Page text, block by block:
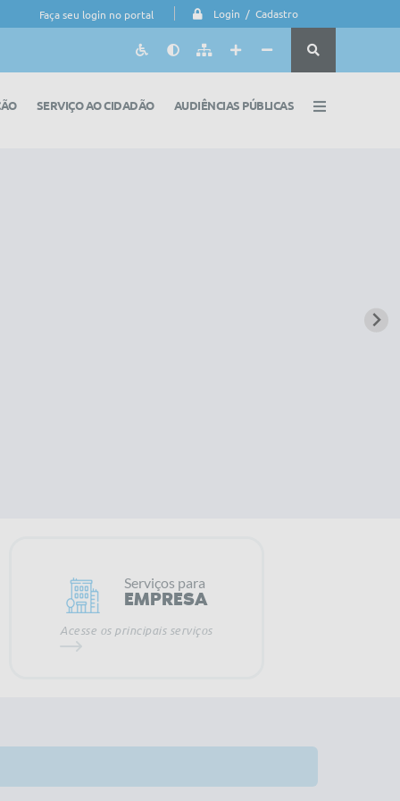
Faça seu login no portal Login / Cadastro
SERVIÇO AO CIDADÃO AUDIÊNCIAS PÚBLICAS
Serviços para
EMPRESA
Acesse os principais serviços